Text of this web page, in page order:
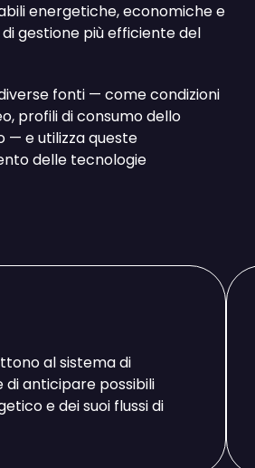
energetiche, economiche e
gestione più efficiente del
fonti — come condizioni
profili di consumo dello
— e utilizza queste
delle tecnologie
al sistema di
anticipare possibili
e dei suoi flussi di